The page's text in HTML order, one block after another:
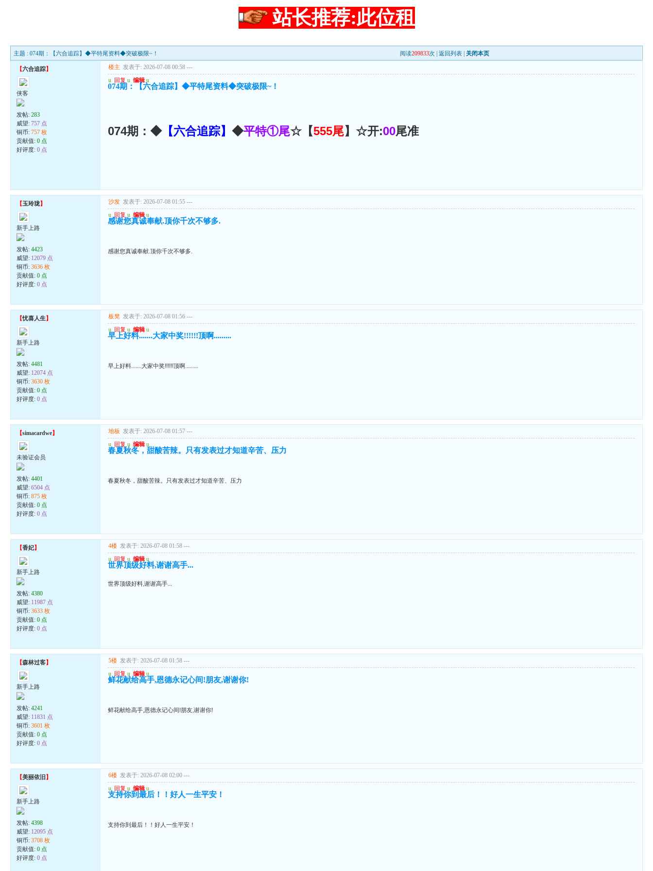
站长推荐:此位租
主题 : 074期：【六合追踪】◆平特尾资料◆突破极限~！ 阅读209833次 |返回列表 关闭本页
【六合追踪】
侠客
发帖:283
威望:757 点
铜币:757 枚
贡献值:0 点
好评度:0 点
楼主 发表于: 2026-07-08 00:58 ---
u 回复 u 编辑 u
074期：【六合追踪】◆平特尾资料◆突破极限~！
074期：◆【六合追踪】◆平特①尾☆【555尾】☆开:00尾准
【玉玲珑】
新手上路
发帖:4423
威望: 12079 点
铜币:3636 枚
贡献值:0 点
好评度:0 点
沙发 发表于: 2026-07-08 01:55 ---
u 回复 u 编辑 u
感谢您真诚奉献.顶你千次不够多.
感谢您真诚奉献.顶你千次不够多.
【忧喜人生】
新手上路
发帖:4481
威望: 12074 点
铜币:3630 枚
贡献值:0 点
好评度:0 点
板凳 发表于: 2026-07-08 01:56 ---
u 回复 u 编辑 u
早上好料.......大家中奖!!!!!!顶啊.........
早上好料.......大家中奖!!!!!!顶啊.........
【simacardwe】
未验证会员
发帖:4401
威望:6504 点
铜币:875 枚
贡献值:0 点
好评度:0 点
地板 发表于: 2026-07-08 01:57 ---
u 回复 u 编辑 u
春夏秋冬，甜酸苦辣。只有发表过才知道辛苦、压力
春夏秋冬，甜酸苦辣。只有发表过才知道辛苦、压力
【香妃】
新手上路
发帖:4380
威望: 11987 点
铜币:3633 枚
贡献值:0 点
好评度:0 点
4楼 发表于: 2026-07-08 01:58 ---
u 回复 u 编辑 u
世界顶级好料,谢谢高手...
世界顶级好料,谢谢高手...
【森林过客】
新手上路
发帖:4241
威望: 11831 点
铜币:3601 枚
贡献值:0 点
好评度:0 点
5楼 发表于: 2026-07-08 01:58 ---
u 回复 u 编辑 u
鲜花献给高手,恩德永记心间!朋友,谢谢你!
鲜花献给高手,恩德永记心间!朋友,谢谢你!
【美丽依旧 】
新手上路
发帖:4398
威望: 12095 点
铜币:3708 枚
贡献值:0 点
好评度:0 点
6楼 发表于: 2026-07-08 02:00 ---
u 回复 u 编辑 u
支持你到最后！！好人一生平安！
支持你到最后！！好人一生平安！